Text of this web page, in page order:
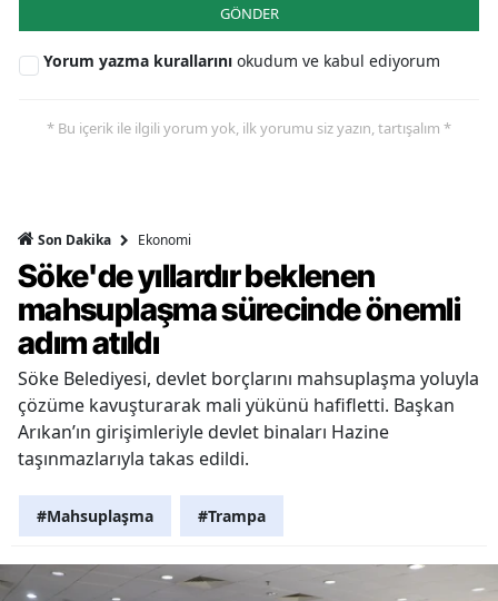
GÖNDER
Yorum yazma kurallarını okudum ve kabul ediyorum
* Bu içerik ile ilgili yorum yok, ilk yorumu siz yazın, tartışalım *
Son Dakika Ekonomi
Söke'de yıllardır beklenen
mahsuplaşma sürecinde önemli
adım atıldı
Söke Belediyesi, devlet borçlarını mahsuplaşma yoluyla
çözüme kavuşturarak mali yükünü hafifletti. Başkan
Arıkan’ın girişimleriyle devlet binaları Hazine
taşınmazlarıyla takas edildi.
#Mahsuplaşma #Trampa